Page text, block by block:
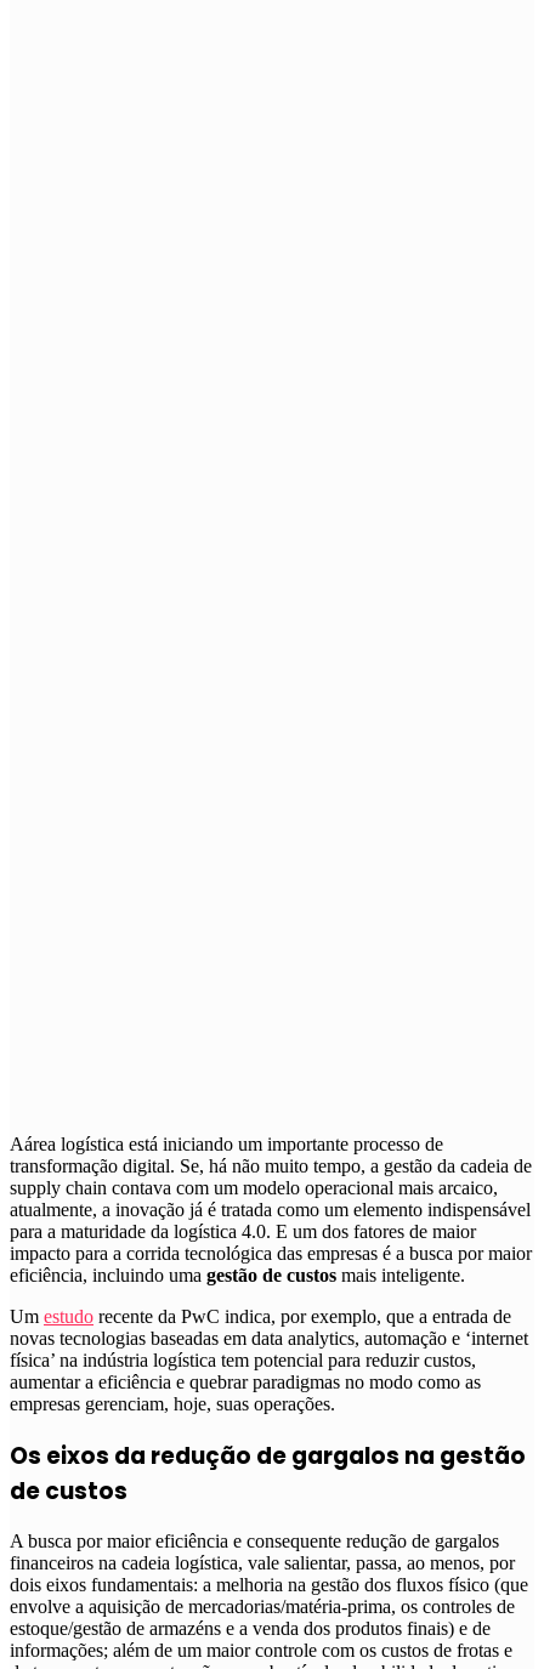
Aárea logística está iniciando um importante processo de
transformação digital. Se, há não muito tempo, a gestão da cadeia de
supply chain contava com um modelo operacional mais arcaico,
atualmente, a inovação já é tratada como um elemento indispensável
para a maturidade da logística 4.0. E um dos fatores de maior
impacto para a corrida tecnológica das empresas é a busca por maior
eficiência, incluindo uma gestão de custos mais inteligente.
Um estudo recente da PwC indica, por exemplo, que a entrada de
novas tecnologias baseadas em data analytics, automação e ‘internet
física’ na indústria logística tem potencial para reduzir custos,
aumentar a eficiência e quebrar paradigmas no modo como as
empresas gerenciam, hoje, suas operações.
Os eixos da redução de gargalos na gestão
de custos
A busca por maior eficiência e consequente redução de gargalos
financeiros na cadeia logística, vale salientar, passa, ao menos, por
dois eixos fundamentais: a melhoria na gestão dos fluxos físico (que
envolve a aquisição de mercadorias/matéria-prima, os controles de
estoque/gestão de armazéns e a venda dos produtos finais) e de
informações; além de um maior controle com os custos de frotas e